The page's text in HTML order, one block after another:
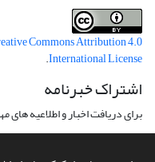
Commons Attribution 4.0
International License
.
اشتراک خبرنامه
برای دریافت اخبار و اطلاعیه